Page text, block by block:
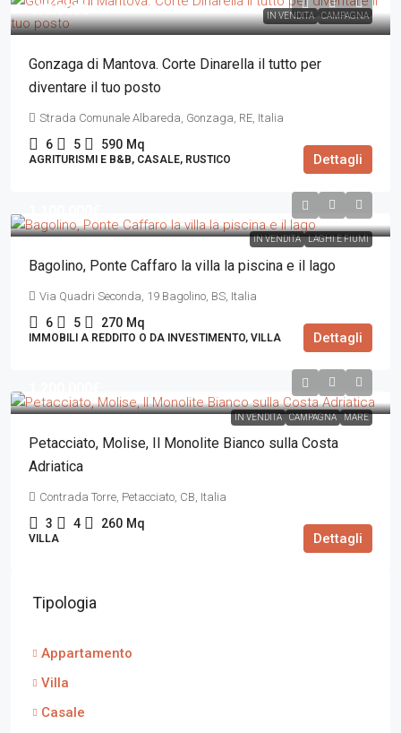
IN VENDITA CAMPAGNA
498.000€
Gonzaga di Mantova. Corte Dinarella il tutto per
diventare il tuo posto
Strada Comunale Albareda, Gonzaga, RE, Italia
6 5 590 Mq
AGRITURISMI E B&B, CASALE, RUSTICO Dettagli
IN VENDITA LAGHI E FIUMI
Bagolino, Ponte Caffaro la villa la piscina e il lago
Via Quadri Seconda, 19 Bagolino, BS, Italia
6 5 270 Mq
IMMOBILI A REDDITO O DA INVESTIMENTO, VILLA Dettagli
IN VENDITA CAMPAGNA MARE
Petacciato, Molise, Il Monolite Bianco sulla Costa
Adriatica
Contrada Torre, Petacciato, CB, Italia
3 4 260 Mq
VILLA Dettagli
Tipologia
Appartamento
Villa
Casale